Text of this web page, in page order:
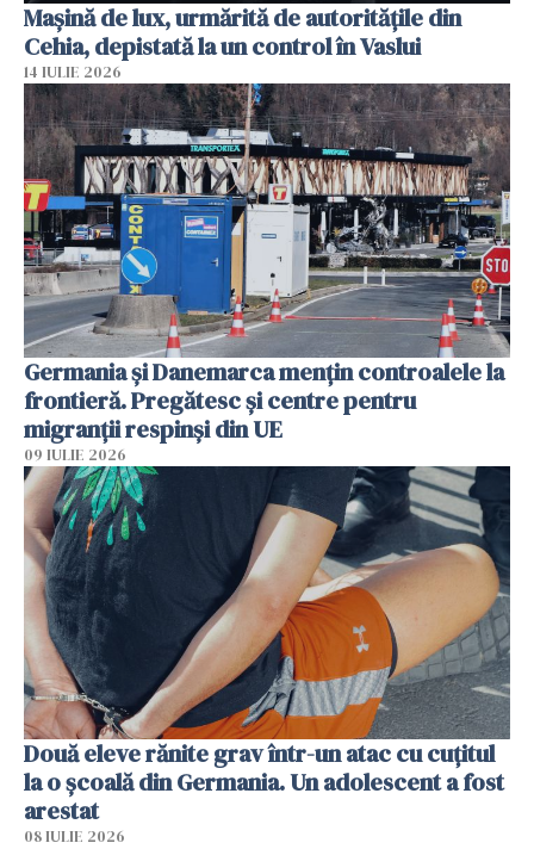
Mașină de lux, urmărită de autoritățile din
Cehia, depistată la un control în Vaslui
14 IULIE 2026
Germania și Danemarca mențin controalele la
frontieră. Pregătesc și centre pentru
migranții respinși din UE
09 IULIE 2026
Două eleve rănite grav într-un atac cu cuțitul
la o școală din Germania. Un adolescent a fost
arestat
08 IULIE 2026